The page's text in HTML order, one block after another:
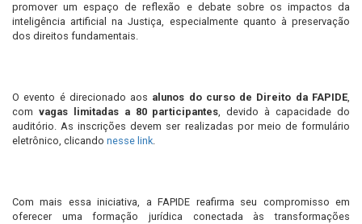
promover um espaço de reflexão e debate sobre os impactos da
inteligência artificial na Justiça, especialmente quanto à preservação
dos direitos fundamentais.
O evento é direcionado aos alunos do curso de Direito da FAPIDE,
com vagas limitadas a 80 participantes, devido à capacidade do
auditório. As inscrições devem ser realizadas por meio de formulário
eletrônico, clicando nesse link.
Com mais essa iniciativa, a FAPIDE reafirma seu compromisso em
oferecer uma formação jurídica conectada às transformações